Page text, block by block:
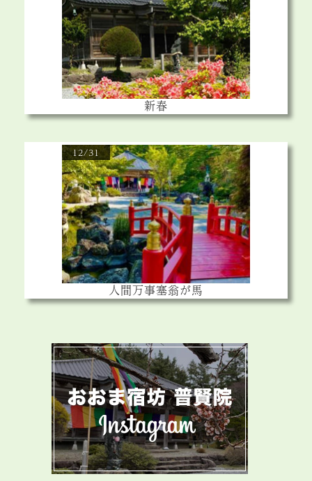
新春
12/31
人間万事塞翁が馬